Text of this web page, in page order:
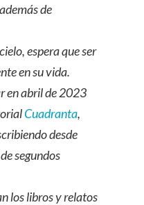
de
espera que ser
en su vida.
en abril de 2023
Cuadranta,
desde
segundos
los libros y relatos